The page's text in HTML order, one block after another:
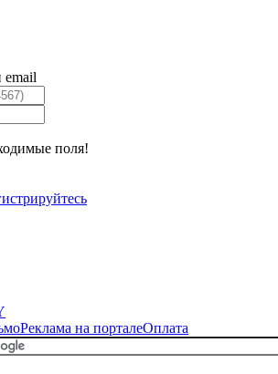
email
поля!
Реклама на порталеОплата